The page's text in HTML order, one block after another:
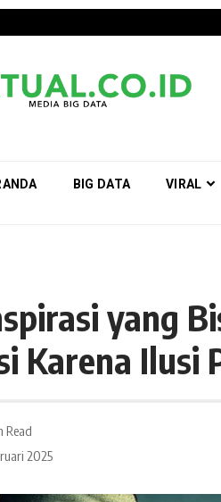
BIG DATA VIRAL
yang
Karena Ilusi
2025
Read